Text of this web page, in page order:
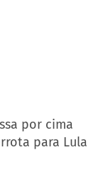
por cima
para Lula